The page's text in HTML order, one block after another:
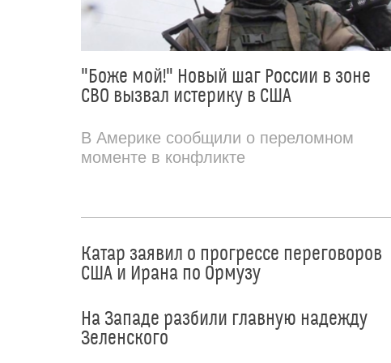
"Боже мой!" Новый шаг России в зоне
СВО вызвал истерику в США
В Америке сообщили о переломном
моменте в конфликте
Катар заявил о прогрессе переговоров
США и Ирана по Ормузу
На Западе разбили главную надежду
Зеленского